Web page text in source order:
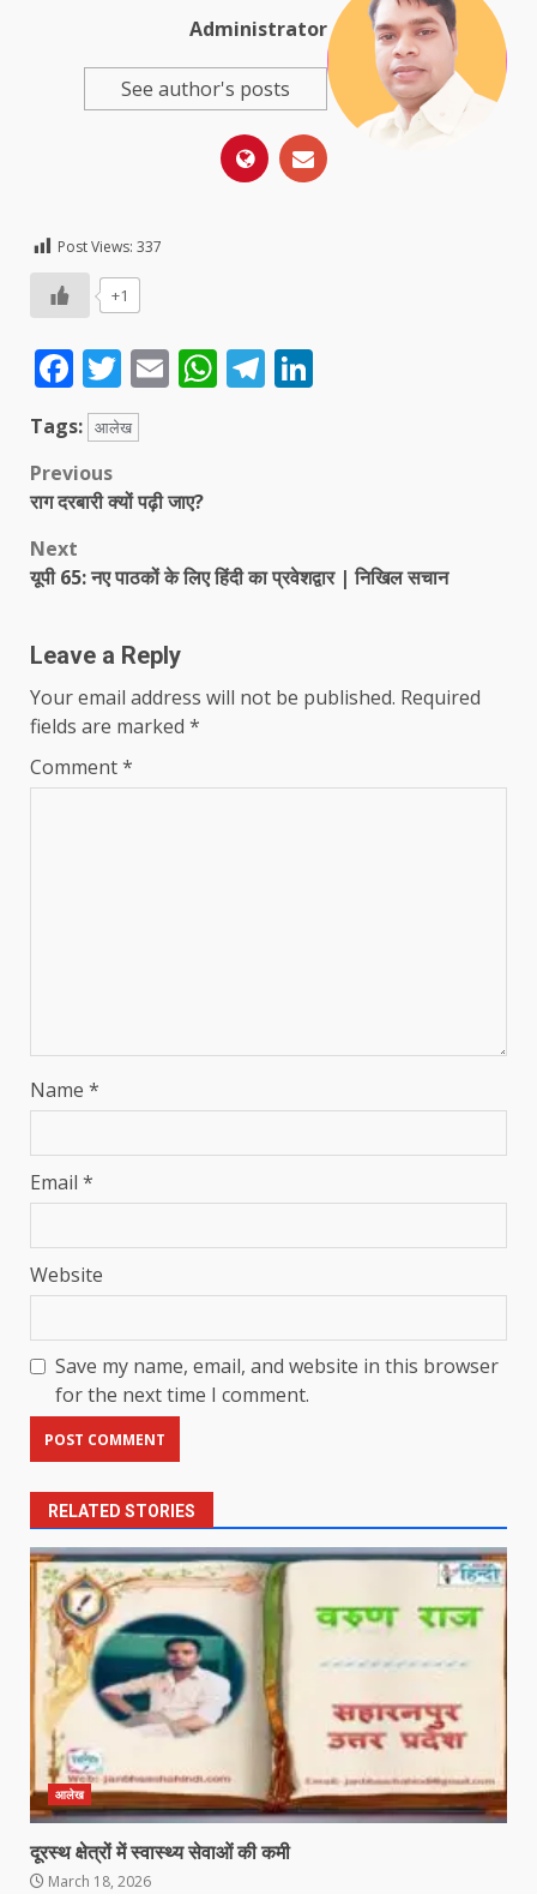
Administrator
See author's posts
Post Views: 337
+1
Facebook
Twitter
EmailWhatsApp
Telegram
Tags: आलेख
Post
Previous
राग दरबारी क्यों पढ़ी जाए?
Next
यूपी 65: नए पाठकों के लिए हिंदी का प्रवेशद्वार | निखिल सचान
Leave a Reply
Your email address will not be published. Required
fields are marked *
Comment*
Name *
Email *
Website
Save my name, email, and website in this browser
for the next time I comment.
RELATED STORIES
आलेख
दूरस्थ क्षेत्रों में स्वास्थ्य सेवाओं की कमी
March 18, 2026